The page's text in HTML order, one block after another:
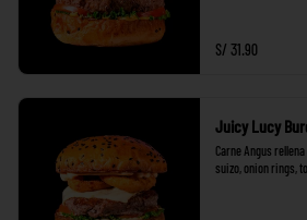
S/ 31.90
Juicy Lucy
Carne Angus
suizo, onion rings,